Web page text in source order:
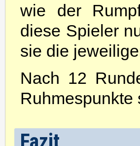
wie der
diese Spieler
sie die
Nach 12
Ruhmespunkte